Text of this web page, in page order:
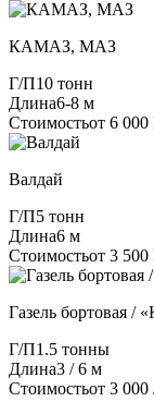
КАМАЗ, МАЗ
Г/П10 тонн
Длина6-8 м
Стоимостьот 6 000
Валдай
Г/П5 тонн
Длина6 м
Стоимостьот 3 500
Газель бортовая /
Г/П1.5 тонны
Длина3 / 6 м
Стоимостьот 3 000